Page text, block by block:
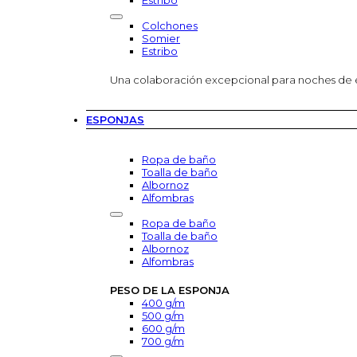
Colchones
Somier
Estribo
Una colaboración excepcional para noches de
ESPONJAS
Ropa de baño
Toalla de baño
Albornoz
Alfombras
Ropa de baño
Toalla de baño
Albornoz
Alfombras
PESO DE LA ESPONJA
400 g/m
500 g/m
600 g/m
700 g/m